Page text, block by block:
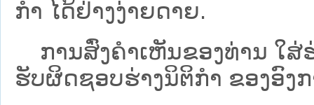
ກຳ ໄດ້ຢ່າງງ່າຍດາຍ.
ການສົ່ງຄໍາເຫັນຂອງທ່ານ ໃສ່
ຮັບຜິດຊອບຮ່າງນິຕິກຳ ຂອງອົງ